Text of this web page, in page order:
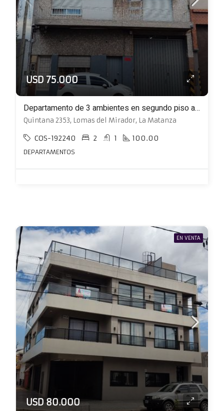
USD 75.000
Departamento de 3 ambientes en segundo piso al frente con balcón
Quintana 2353, Lomas del Mirador, La Matanza
COS-192240 2 1 100.00
DEPARTAMENTOS
EN VENTA
USD 80.000